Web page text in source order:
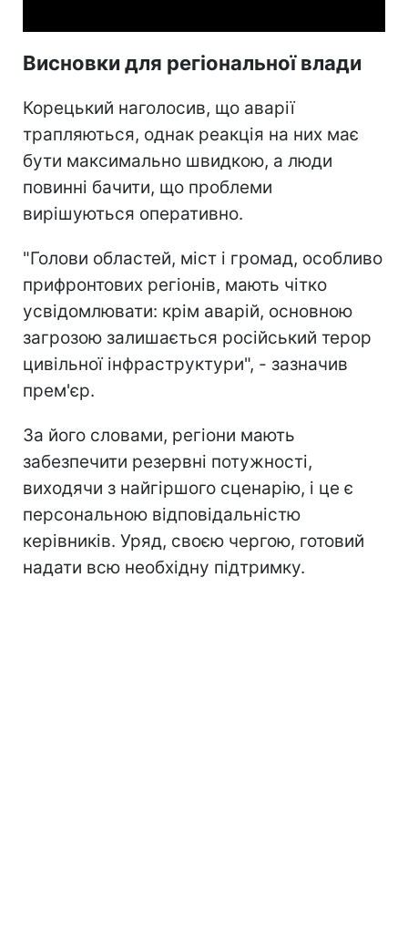
Висновки для регіональної влади
Корецький наголосив, що аварії
трапляються, однак реакція на них має
бути максимально швидкою, а люди
повинні бачити, що проблеми
вирішуються оперативно.
"Голови областей, міст і громад, особливо
прифронтових регіонів, мають чітко
усвідомлювати: крім аварій, основною
загрозою залишається російський терор
цивільної інфраструктури", - зазначив
прем'єр.
За його словами, регіони мають
забезпечити резервні потужності,
виходячи з найгіршого сценарію, і це є
персональною відповідальністю
керівників. Уряд, своєю чергою, готовий
надати всю необхідну підтримку.